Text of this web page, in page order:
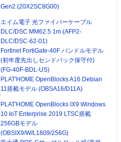
Gen2 (20X2SC8G00)
エイム電子 光ファイバーケーブル
DLC/DSC MM62.5 1m (AFP2-
DLC/DSC-62-01)
Fortinet FortiGate-40F バンドルモデル
(初年度先出しセンドバック保守付)
(FG-40F-BDL-US)
PLAT'HOME OpenBlocks A16 Debian
11搭載モデル (OBSA16/D11A)
PLAT'HOME OpenBlocks IX9 Windows
10 IoT Enterprise 2019 LTSC搭載
256GBモデル
(OBSIX9/W/L1809/256G)